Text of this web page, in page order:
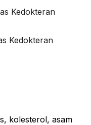
Kedokteran
Kedokteran
kolesterol, asam